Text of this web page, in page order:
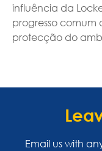
influência da
progresso comum
protecção do
Email us with